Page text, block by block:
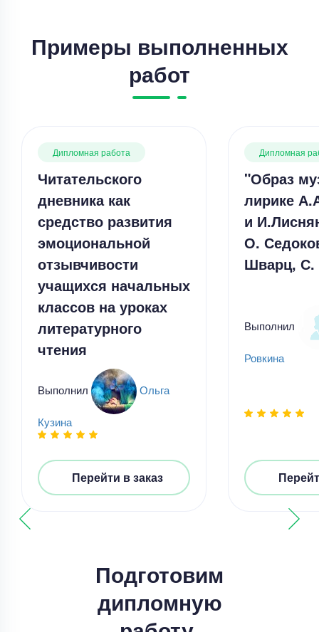
Примеры выполненных
работ
Дипломная работа
Читательского
дневника как
средство развития
эмоциональной
отзывчивости
учащихся начальных
классов на уроках
литературного
чтения
Выполнил Ольга
Кузина
Перейти в заказ
Дипломная
"Образ
лирике
и
О.
Шварц, С.
Выполнил
Ровкина
Подготовим
дипломную
Дипломная работа
технологический аспекты создания
мультимодального ресурса для